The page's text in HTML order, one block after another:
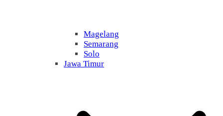
Magelang
Semarang
Solo
Jawa Timur